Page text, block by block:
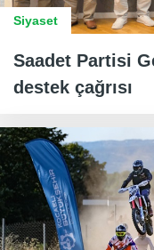
Siyaset
Saadet Partisi
destek çağrısı